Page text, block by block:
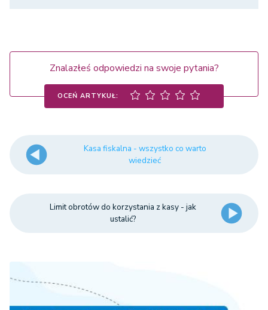
Znalazłeś odpowiedzi na swoje pytania?
OCEŃ ARTYKUŁ:
Kasa fiskalna - wszystko co warto
wiedzieć
Limit obrotów do korzystania z kasy - jak
ustalić?